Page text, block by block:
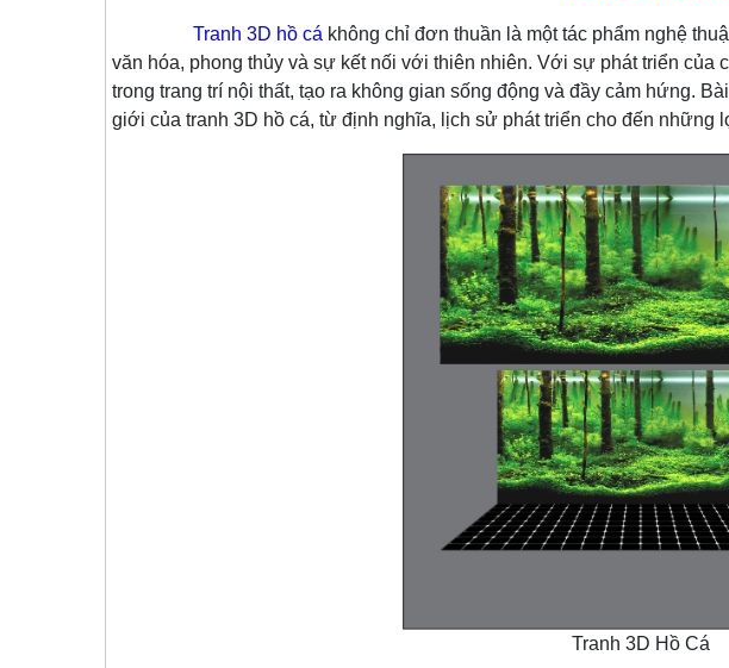
Tranh 3D hồ cá không chỉ đơn thuần là một tác phẩm nghệ
văn hóa, phong thủy và sự kết nối với thiên nhiên. Với sự phát triển của
trong trang trí nội thất, tạo ra không gian sống động và đầy cảm hứng.
giới của tranh 3D hồ cá, từ định nghĩa, lịch sử phát triển cho đến những
Tranh 3D Hồ Cá